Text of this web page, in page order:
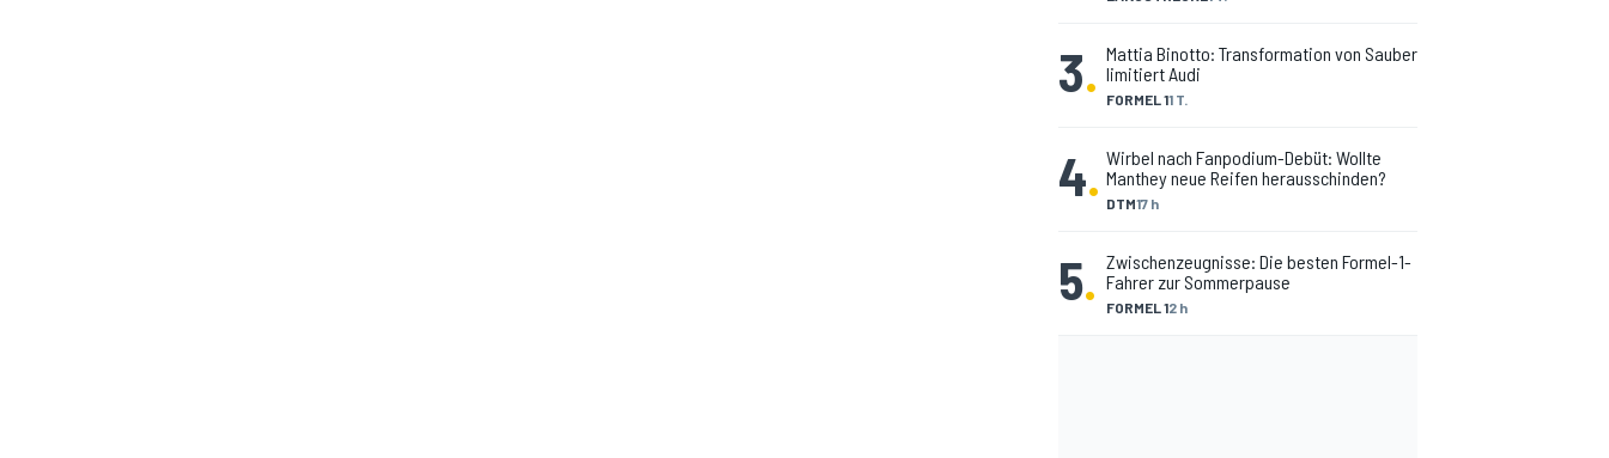
3. FORMEL 11 T.
Mattia Binotto: Transformation von Sauber
limitiert Audi
4. DTM17 h
Wirbel nach Fanpodium-Debüt: Wollte
Manthey neue Reifen herausschinden?
5. FORMEL 12 h
Zwischenzeugnisse: Die besten Formel-1-
Fahrer zur Sommerpause